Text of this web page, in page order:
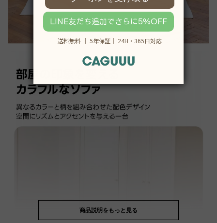
商品説明をもっと見る